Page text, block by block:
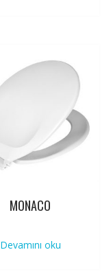
MONACO
Devamını oku